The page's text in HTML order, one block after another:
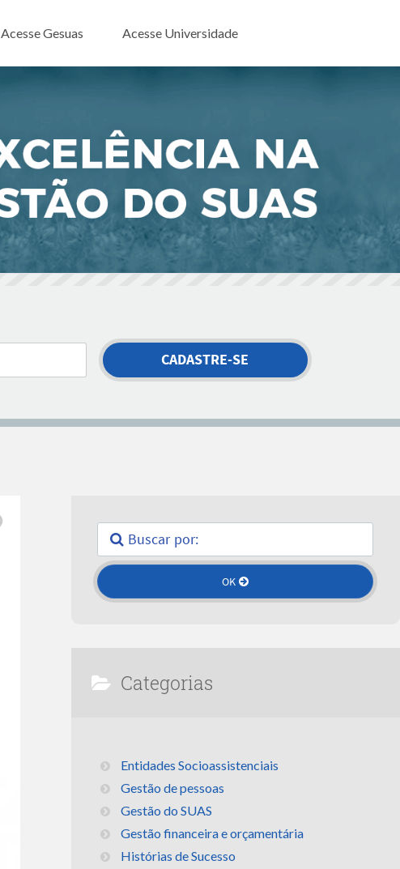
Acesse Gesuas Acesse Universidade
Categorias
Entidades Socioassistenciais
Gestão de pessoas
Gestão do SUAS
Gestão financeira e orçamentária
Histórias de Sucesso